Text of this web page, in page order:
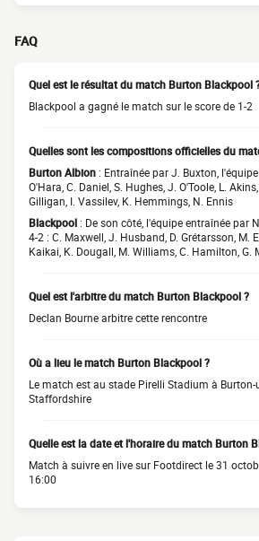
FAQ
Quel est le résultat du match Burton Blackpool
Blackpool a gagné le match sur le score de 1-2
Quelles sont les compositions officielles du
Burton Albion : Entraînée par J. Buxton, l'équipe
O'Hara, C. Daniel, S. Hughes, J. O'Toole, L.
Gilligan, I. Vassilev, K. Hemmings, N. Ennis
Blackpool : De son côté, l'équipe entraînée par
4-2 : C. Maxwell, J. Husband, D. Grétarsson, M.
Kaikai, K. Dougall, M. Williams, C. Hamilton, G.
Quel est l'arbitre du match Burton Blackpool ?
Declan Bourne arbitre cette rencontre
Où a lieu le match Burton Blackpool ?
Le match est au stade Pirelli Stadium à Burton-
Staffordshire
Quelle est la date et l'horaire du match Burton
Match à suivre en live sur Footdirect le 31
16:00